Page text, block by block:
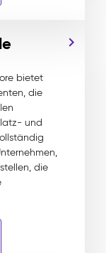
bietet
die
und
die